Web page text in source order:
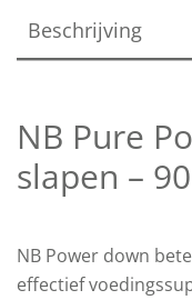
Beschrijving
NB Pure
slapen –
NB Power down
effectief